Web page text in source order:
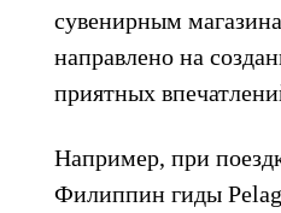
сувенирным
направлено на
приятных
Например, при
Филиппин гиды